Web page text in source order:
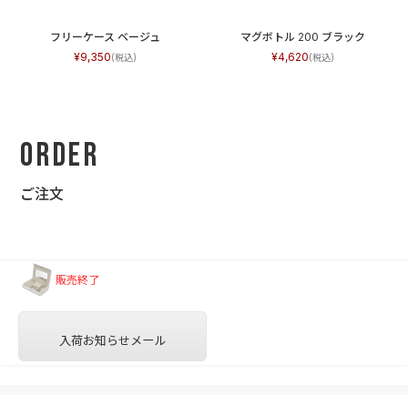
フリーケース ベージュ
9,350
マグボトル 200 ブラック
4,620
Order
ご注文
販売終了
入荷お知らせメール